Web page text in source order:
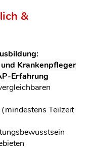
&
Krankenpfleger
Erfahrung
Teilzeit